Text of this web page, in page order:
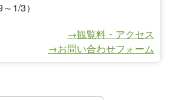
1/3）
→観覧料・アクセス
→お問い合わせフォーム